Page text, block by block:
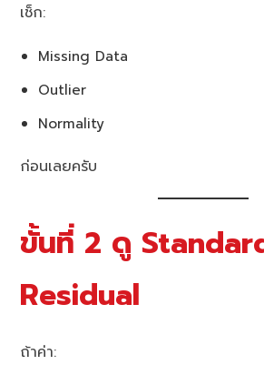
เช็ก:
Missing Data
Outlier
Normality
ก่อนเลยครับ
ขั้นที่ 2 ดู
Residual
ถ้าค่า: